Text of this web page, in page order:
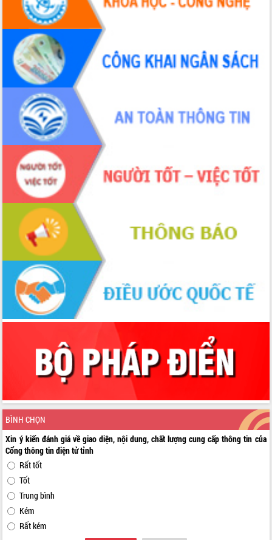
BÌNH CHỌN
Xin ý kiến đánh giá về giao diện, nội dung, chất lượng cung cấp thông tin của
Cổng thông tin điện tử tỉnh
Rất tốt
Tốt
Trung bình
Kém
Rất kém